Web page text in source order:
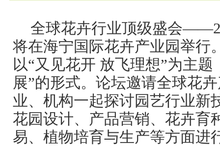
全球花卉行业顶级盛会
将在海宁国际花卉产业园举行
以“又见花开 放飞理想”为主题
展”的形式。论坛邀请全球花
业、机构一起探讨园艺行业新
花园设计、产品营销、花卉育
易、植物培育与生产等方面进